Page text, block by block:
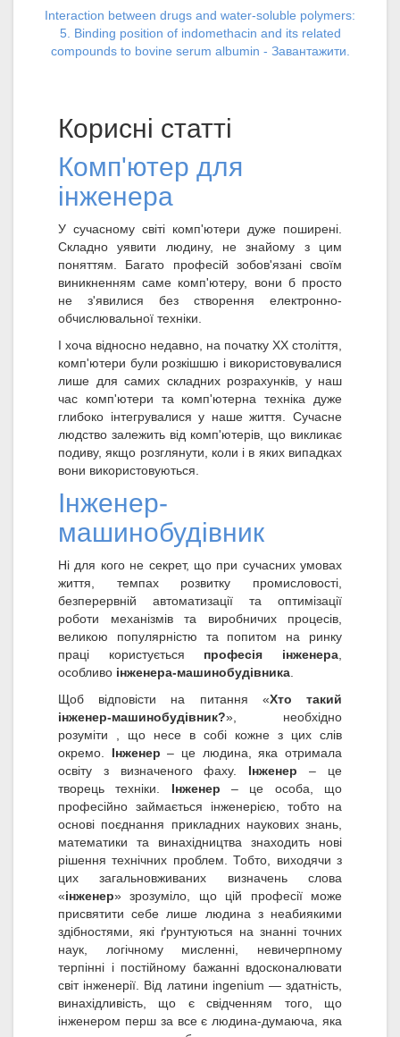
Interaction between drugs and water-soluble polymers:
5. Binding position of indomethacin and its related
compounds to bovine serum albumin - Завантажити.
Корисні статті
Комп'ютер для
інженера
У сучасному світі комп'ютери дуже поширені.
Складно уявити людину, не знайому з цим
поняттям. Багато професій зобов'язані своїм
виникненням саме комп'ютеру, вони б просто
не з'явилися без створення електронно-
обчислювальної техніки.
І хоча відносно недавно, на початку XX століття,
комп'ютери були розкішшю і використовувалися
лише для самих складних розрахунків, у наш
час комп'ютери та комп'ютерна техніка дуже
глибоко інтегрувалися у наше життя. Сучасне
людство залежить від комп'ютерів, що викликає
подиву, якщо розглянути, коли і в яких випадках
вони використовуються.
Інженер-
машинобудівник
Ні для кого не секрет, що при сучасних умовах
життя, темпах розвитку промисловості,
безперервній автоматизації та оптимізації
роботи механізмів та виробничих процесів,
великою популярністю та попитом на ринку
праці користується професія інженера
особливо інженера-машинобудівника
Щоб відповісти на питання «Хто такий
інженер-машинобудівник?», необхідно
розуміти , що несе в собі кожне з цих слів
окремо. Інженер – це людина, яка отримала
освіту з визначеного фаху. Інженер – це
творець техніки. Інженер – це особа, що
професійно займається інженерією, тобто на
основі поєднання прикладних наукових знань,
математики та винахідництва знаходить нові
рішення технічних проблем. Тобто, виходячи з
цих загальновживаних визначень слова
«інженер» зрозуміло, що цій професії може
присвятити себе лише людина з неабиякими
здібностями, які ґрунтуються на знанні точних
наук, логічному мисленні, невичерпному
терпінні і постійному бажанні вдосконалювати
світ інженерії. Від латини ingenium — здатність,
винахідливість, що є свідченням того, що
інженером перш за все є людина-думаюча, яка